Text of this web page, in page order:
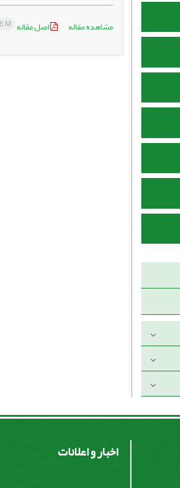
مشاهده مقاله اصل مقاله M
اخبار و اعلانات